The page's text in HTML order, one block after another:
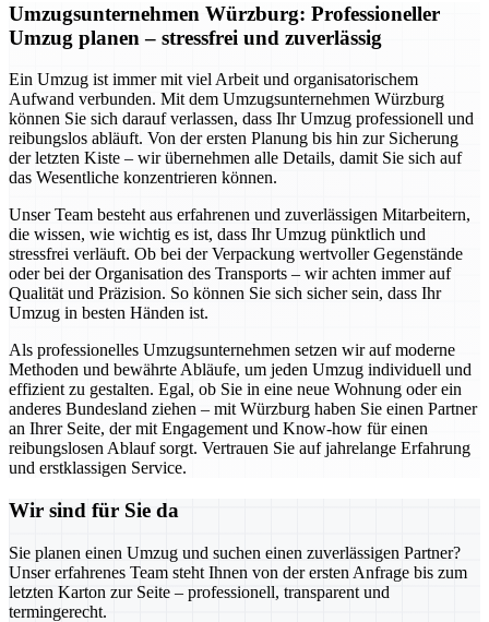
Umzugsunternehmen Würzburg: Professioneller
Umzug planen – stressfrei und zuverlässig
Ein Umzug ist immer mit viel Arbeit und organisatorischem
Aufwand verbunden. Mit dem Umzugsunternehmen Würzburg
können Sie sich darauf verlassen, dass Ihr Umzug professionell und
reibungslos abläuft. Von der ersten Planung bis hin zur Sicherung
der letzten Kiste – wir übernehmen alle Details, damit Sie sich auf
das Wesentliche konzentrieren können.
Unser Team besteht aus erfahrenen und zuverlässigen Mitarbeitern,
die wissen, wie wichtig es ist, dass Ihr Umzug pünktlich und
stressfrei verläuft. Ob bei der Verpackung wertvoller Gegenstände
oder bei der Organisation des Transports – wir achten immer auf
Qualität und Präzision. So können Sie sich sicher sein, dass Ihr
Umzug in besten Händen ist.
Als professionelles Umzugsunternehmen setzen wir auf moderne
Methoden und bewährte Abläufe, um jeden Umzug individuell und
effizient zu gestalten. Egal, ob Sie in eine neue Wohnung oder ein
anderes Bundesland ziehen – mit Würzburg haben Sie einen Partner
an Ihrer Seite, der mit Engagement und Know-how für einen
reibungslosen Ablauf sorgt. Vertrauen Sie auf jahrelange Erfahrung
und erstklassigen Service.
Wir sind für Sie da
Sie planen einen Umzug und suchen einen zuverlässigen Partner?
Unser erfahrenes Team steht Ihnen von der ersten Anfrage bis zum
letzten Karton zur Seite – professionell, transparent und
termingerecht.